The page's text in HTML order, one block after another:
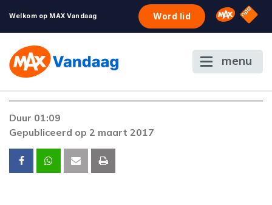
Welkom op MAX Vandaag Word lid Omroep
NPO
menu
De gewenste stream is op dit moment niet
voordoen, neem dan contact op met onze
klantenservice.
Duur 01:09
Gepubliceerd op 2 maart 2017